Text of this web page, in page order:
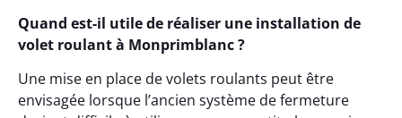
Quand est-il utile de réaliser une installation de
volet roulant à Monprimblanc ?
Une mise en place de volets roulants peut être
envisagée lorsque l’ancien système de fermeture